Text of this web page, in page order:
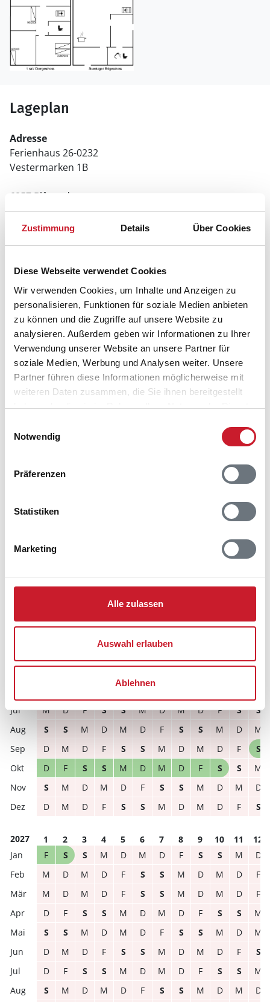
Zustimmung Details Über Cookies
Diese Webseite verwendet Cookies
Wir verwenden Cookies, um Inhalte und Anzeigen zu
personalisieren, Funktionen für soziale Medien anbieten
zu können und die Zugriffe auf unsere Website zu
analysieren. Außerdem geben wir Informationen zu Ihrer
Verwendung unserer Website an unsere Partner für
soziale Medien, Werbung und Analysen weiter. Unsere
Partner führen diese Informationen möglicherweise mit
weiteren Daten zusammen, die Sie ihnen bereitgestellt
haben oder die sie im Rahmen Ihrer Nutzung der Dienste
Notwendig
Präferenzen
Statistiken
Marketing
Alle zulassen
Auswahl erlauben
Ablehnen
Lageplan
Adresse
Ferienhaus 26-0232
Vestermarken 1B
6857 Blåvand
Anreisetag im Belegungskalender anklicken
Reisedauer Anzahl Reisende
Hausbeschreibung und/oder der Ausstattung ergeben
frei belegt gewählter Zeitraum
M
D F S S M D M D F S
S
S
S M D M D F S S M D
M
D
M D F S S M D M D F
S
D
F S S M D M D F S S
M
S
M D M D F S S M D M
D
D
M D F S S M D M D F S
2027 1 2 3 4 5 6 7 8 9 10 11
12
F
S S M D M D F S S M
D
M
D M D F S S M D M D
F
M
D M D F S S M D M D
F
D
F S S M D M D F S S
M
S
S M D M D F S S M D
M
D
M D F S S M D M D F
S
D
F S S M D M D F S S
M
S
M D M D F S S M D M D